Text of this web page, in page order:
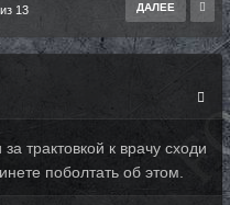
ДАЛЕЕ
13
трактовкой к врачу сходи
поболтать об этом.